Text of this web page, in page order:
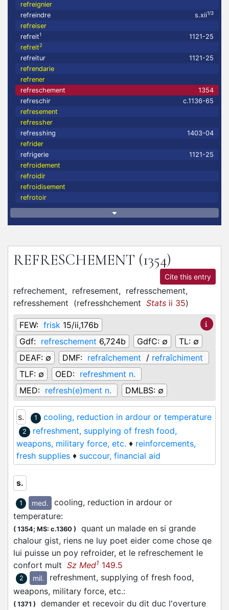
refreignier
refreindre
s.xii1/3
refreiser
refreit1
1121-25
refreit2
refreitur
1121-25
refrendarie
refrener
refreschement
1354
refreschir
c.1136-65
refresement
refressher
refresshing
1403-04
refrider
refrigerie
1121-25
refroidement
refroidir
refroidisement
refrotoir
REFRESCHEMENT (1354)
Cite this entry
refrechement, refresement, refresschement,
refresshement (refresshchement Stats ii 35)
FEW: frisk 15/ii,176b
Gdf: refreschement 6,724b GdfC: ∅ TL: ∅
DEAF: ∅ DMF: refraîchement / refraîchiment
TLF: ∅ OED: refreshment n.
MED: refresh(e)ment n. DMLBS: ∅
s. 1 cooling, reduction in ardour or temperature
2
refreshment, supplying of fresh food,
weapons, military force, etc. ♦ reinforcements,
fresh supplies ♦ succour, financial aid
s.
1 med.
cooling, reduction in ardour or
temperature:
( 1354; MS: c.1360 )
quant un malade en si grande
chalour gist, riens ne luy poet eider come chose qe
lui puisse un poy refroider, et le refreschement le
confort mult Sz Med1 149.5
2 mil.
refreshment, supplying of fresh food,
weapons, military force, etc.:
( 1371 )
demander et recevoir du dit duc l'overture